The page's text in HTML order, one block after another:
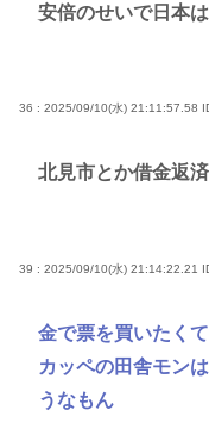
安倍のせいで日本
36 : 2025/09/10(水) 21:11:57.58
北見市とか借金返
39 : 2025/09/10(水) 21:14:22.21
金で票を買いたく
カッペの田舎モン
うなもん